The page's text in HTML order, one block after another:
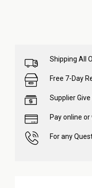
Shipping All
Free 7-Day
Supplier
Pay online
For any